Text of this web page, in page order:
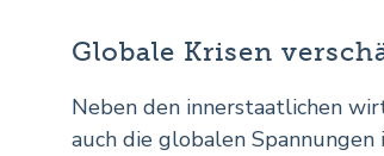
Globale Krisen
Neben den innerstaatlichen
auch die globalen Spannungen